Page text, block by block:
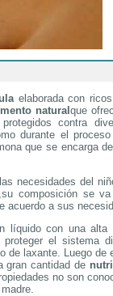
elaborada con
natural que
contra
durante el
que se encarga
necesidades del
composición se va
acuerdo a sus
líquido con una alta
el sistema
de laxante. Luego de
gran cantidad de
no son